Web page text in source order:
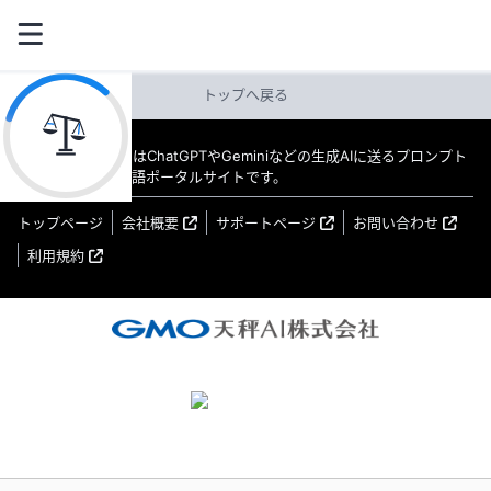
トップへ戻る
教えてAI byGMO はChatGPTやGeminiなどの生成AIに送るプロンプト
（指示文）の日本語ポータルサイトです。
トップページ 会社概要 サポートページ
お問い合わせ
利用規約